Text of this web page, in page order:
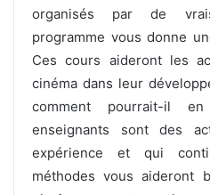
organisés par de
programme vous donne
Ces cours aideront les
cinéma dans leur
comment pourrait-il
enseignants sont des
expérience et qui
méthodes vous aideront